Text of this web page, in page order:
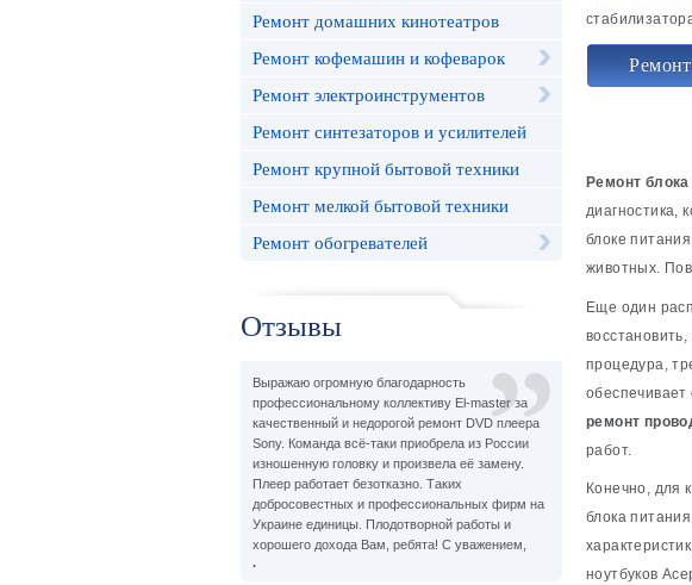
Ремонт домашних кинотеатров
Ремонт кофемашин и кофеварок
Ремонт электроинструментов
Ремонт синтезаторов и усилителей
Ремонт крупной бытовой техники
Ремонт мелкой бытовой техники
Ремонт обогревателей
Отзывы
Выражаю огромную благодарность
профессиональному коллективу El-master за
качественный и недорогой ремонт DVD плеера
Sony. Команда всё-таки приобрела из России
изношенную головку и произвела её замену.
Плеер работает безотказно. Таких
добросовестных и профессиональных фирм на
Украине единицы. Плодотворной работы и
хорошего дохода Вам, ребята! С уважением,
.
Ремонт
диагностика,
блоке
животных.
Еще один
процедура,
ремонт
работ.
Конечно, для
блока
ноутбуков